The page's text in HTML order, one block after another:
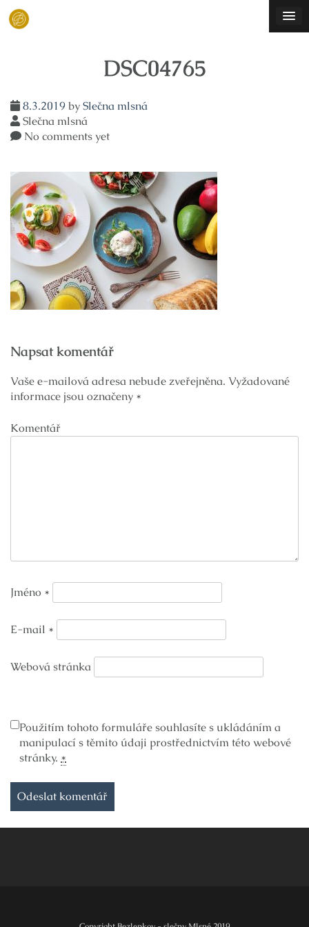
Skip
DSC04765
8.3.2019bySlečna mlsná
Slečna mlsná
No comments yet
pro
příspěvek
Napsat komentář
Vaše e-mailová adresa nebude zveřejněna. Vyžadované
informace jsou označeny *
Komentář
Jméno *
E-mail *
Webová stránka
Použitím tohoto formuláře souhlasíte s ukládáním a
manipulací s těmito údaji prostřednictvím této webové
stránky. *